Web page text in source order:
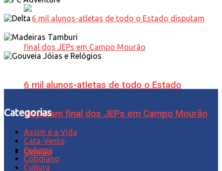
6 mil alunos-atletas de todo o Estado
disputam final dos JEPs em Campo Mourão
Opinião
Categorias
Assim é a Vida
Cata-Vento
Colunas
Cotidiano
Cultura